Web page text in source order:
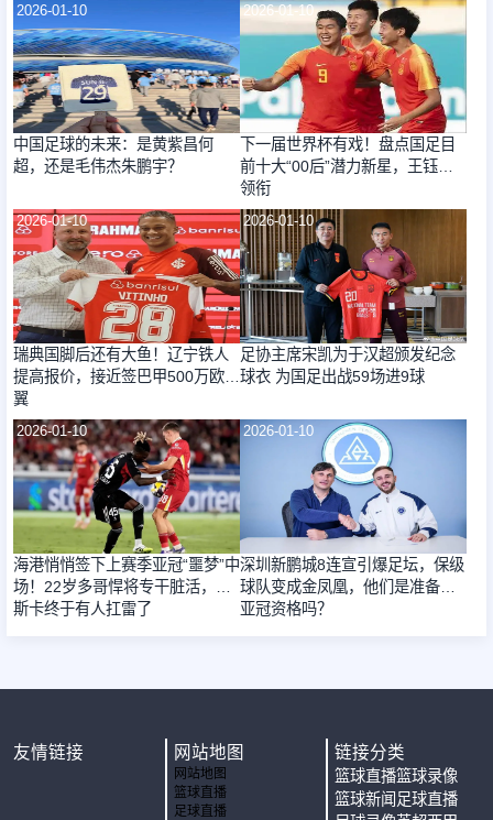
2026-01-10
中国足球的未来：是黄紫昌何
超，还是毛伟杰朱鹏宇？
2026-01-10
下一届世界杯有戏！盘点国足目
前十大“00后”潜力新星，王钰栋
领衔
2026-01-10
瑞典国脚后还有大鱼！辽宁铁人
提高报价，接近签巴甲500万欧飞
翼
2026-01-10
足协主席宋凯为于汉超颁发纪念
球衣 为国足出战59场进9球
2026-01-10
海港悄悄签下上赛季亚冠“噩梦”中
场！22岁多哥悍将专干脏活，奥
斯卡终于有人扛雷了
2026-01-10
深圳新鹏城8连宣引爆足坛，保级
球队变成金凤凰，他们是准备夺
亚冠资格吗？
友情链接 网站地图
网站地图
篮球直播
足球直播
链接分类
篮球直播篮球录像
篮球新闻 足球直播